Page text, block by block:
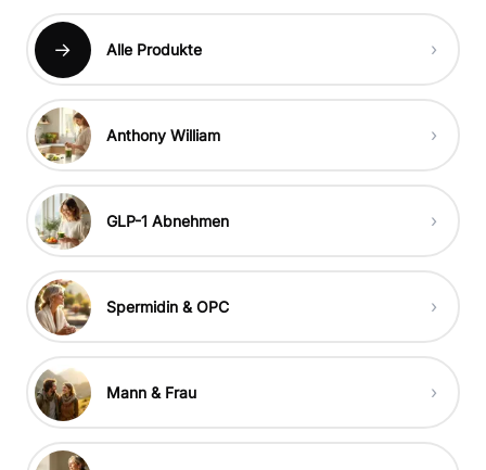
→ Alle Produkte ›
Anthony William ›
GLP-1 Abnehmen ›
Spermidin & OPC ›
Mann & Frau ›